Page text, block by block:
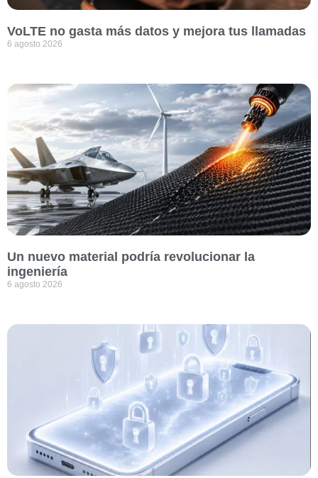
VoLTE no gasta más datos y mejora tus llamadas
6 agosto 2026
Un nuevo material podría revolucionar la
ingeniería
6 agosto 2026